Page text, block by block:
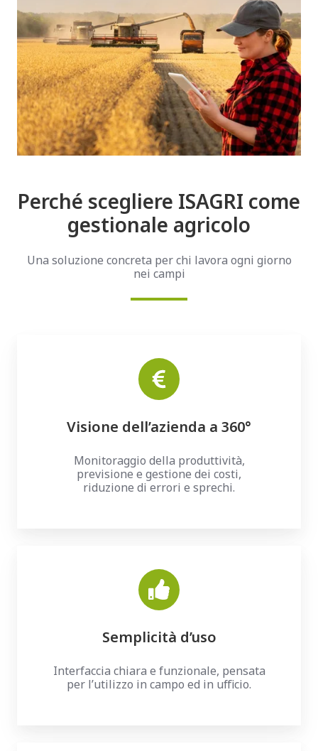
Perché scegliere ISAGRI come
gestionale agricolo
Una soluzione concreta per chi lavora ogni giorno
nei campi
Visione dell’azienda a 360°
Monitoraggio della produttività,
previsione e gestione dei costi,
riduzione di errori e sprechi.
Semplicità d’uso
Interfaccia chiara e funzionale, pensata
per l’utilizzo in campo ed in ufficio.